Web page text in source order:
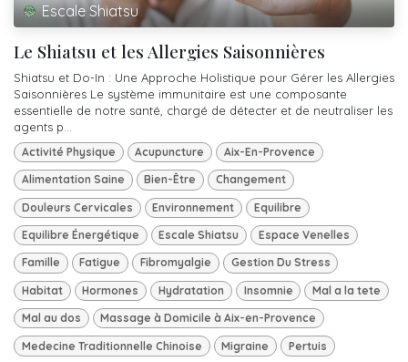
Escale Shiatsu
Le Shiatsu et les Allergies Saisonnières
Shiatsu et Do-In : Une Approche Holistique pour Gérer les Allergies
Saisonnières Le système immunitaire est une composante
essentielle de notre santé, chargé de détecter et de neutraliser les
agents p...
Activité Physique Acupuncture Aix-En-Provence
Alimentation Saine Bien-Être Changement
Douleurs Cervicales Environnement Equilibre
Equilibre Énergétique Escale Shiatsu Espace Venelles
Famille Fatigue Fibromyalgie Gestion Du Stress
Habitat Hormones Hydratation Insomnie Mal a la tete
Mal au dos Massage à Domicile à Aix-en-Provence
Medecine Traditionnelle Chinoise Migraine Pertuis